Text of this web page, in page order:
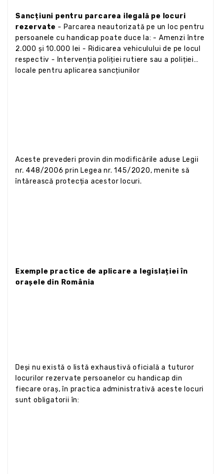
Sancțiuni pentru parcarea ilegală pe locuri
rezervate - Parcarea neautorizată pe un loc pentru
persoanele cu handicap poate duce la: - Amenzi între
2.000 și 10.000 lei - Ridicarea vehiculului de pe locul
respectiv - Intervenția poliției rutiere sau a poliției
locale pentru aplicarea sancțiunilor
Aceste prevederi provin din modificările aduse Legii
nr. 448/2006 prin Legea nr. 145/2020, menite să
întărească protecția acestor locuri.
Exemple practice de aplicare a legislației în
orașele din România
Deși nu există o listă exhaustivă oficială a tuturor
locurilor rezervate persoanelor cu handicap din
fiecare oraș, în practica administrativă aceste locuri
sunt obligatorii în: